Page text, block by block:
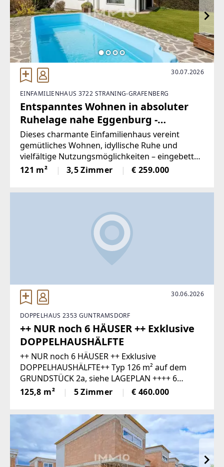
EMAIL
office@lucky-home.at
30.07.2026
EINFAMILIENHAUS 3722 STRANING-GRAFENBERG
Entspanntes Wohnen in absoluter
Ruhelage nahe Eggenburg -
Besichtigung Freitag 31.7.2026 n.V.
Dieses charmante Einfamilienhaus vereint
gemütliches Wohnen, idyllische Ruhe und
vielfältige Nutzungsmöglichkeiten – eingebettet
in eine traumhafte Naturlage unweit von
Eggenburg. Auf einem 841qm großen
121 m² 3,5 Zimmer € 259.000
30.06.2026
DOPPELHAUS 2353 GUNTRAMSDORF
++ NUR noch 6 HÄUSER ++ Exklusive
DOPPELHAUSHÄLFTE
++ NUR noch 6 HÄUSER ++ Exklusive
DOPPELHAUSHÄLFTE++ Typ 126 m² auf dem
GRUNDSTÜCK 2a, siehe LAGEPLAN ++++ 6
HÄUSER sind bereits VERKAUFT - 6 HÄUSER noch
verfügbar ++++ PREISWERTE DOPPELHÄUSER
125,8 m² 5 Zimmer € 460.000